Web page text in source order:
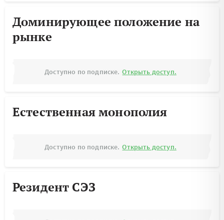
Доминирующее положение на
рынке
Доступно по подписке. Открыть доступ.
Естественная монополия
Доступно по подписке. Открыть доступ.
Резидент СЭЗ